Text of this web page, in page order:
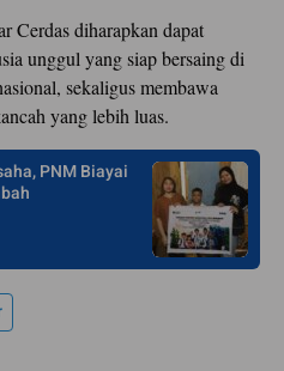
Cerdas diharapkan dapat
unggul yang siap bersaing di
sekaligus membawa
yang lebih luas.
PNM Biayai